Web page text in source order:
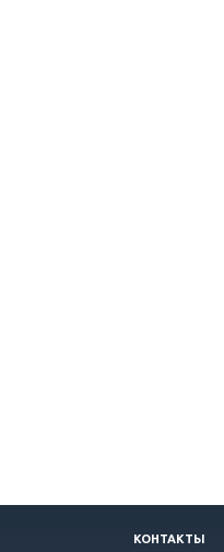
КОНТАКТЫ